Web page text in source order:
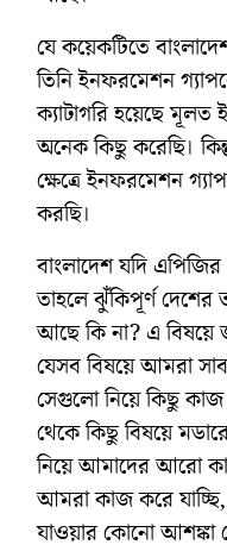
যে কয়েকটিতে
তিনি ইনফরমেশন
ক্যাটাগরি হয়েছে
অনেক কিছু করেছি।
ক্ষেত্রে ইনফরমেশন
করছি।
বাংলাদেশ যদি
তাহলে ঝুঁকিপূর্ণ
আছে কি না? এ বিষয়ে
যেসব বিষয়ে আমরা
সেগুলো নিয়ে কিছু
থেকে কিছু বিষয়ে
নিয়ে আমাদের আরো
আমরা কাজ করে
যাওয়ার কোনো আশঙ্কা